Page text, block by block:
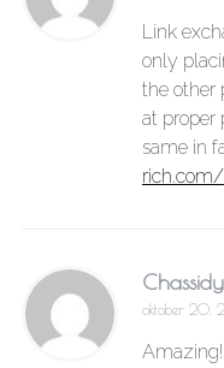
Link
only
the other
at proper
same in
rich.com/
oktober 20,